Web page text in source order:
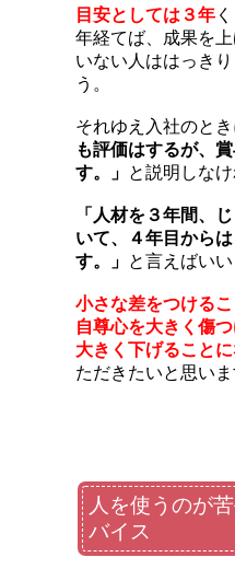
目安としては３年
年経てば、成果を
いない人ははっき
う。
それゆえ入社のとき
も評価はするが、
す。」 と説明しな
「人材を３年間、
いて、４年目から
す。」 と言えばいい
小さな差をつける
自尊心を大きく傷
大きく下げること
ただきたいと思いま
人を使うのが
バイス